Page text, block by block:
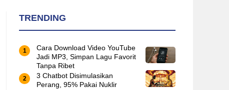
TRENDING
Cara Download Video YouTube
Jadi MP3, Simpan Lagu Favorit
Tanpa Ribet
3 Chatbot Disimulasikan
Perang, 95% Pakai Nuklir